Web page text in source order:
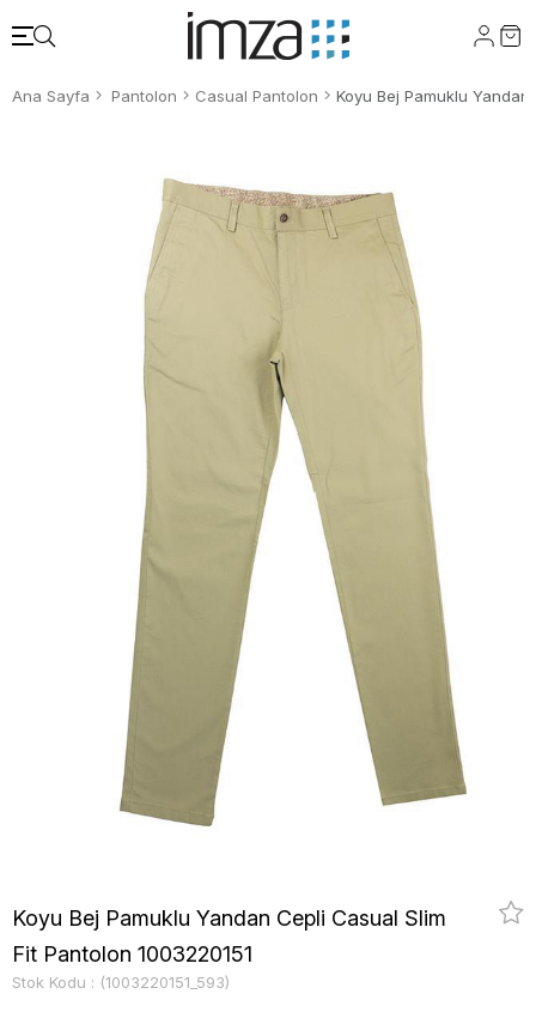
Ana Sayfa Pantolon Casual Pantolon
Koyu Bej Pamuklu Yandan Cepli Casual Slim
Fit Pantolon 1003220151
Stok Kodu (1003220151_593)